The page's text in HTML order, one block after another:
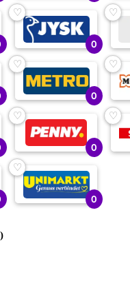
0
♡ ♡
0
♡ ♡
0
♡ ♡
0
♡
)